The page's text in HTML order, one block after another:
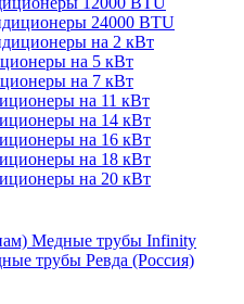
24000 BTU
на 2 кВт
на 5 кВт
на 7 кВт
на 11 кВт
на 14 кВт
на 16 кВт
на 18 кВт
на 20 кВт
Медные трубы Infinity
трубы Ревда (Россия)